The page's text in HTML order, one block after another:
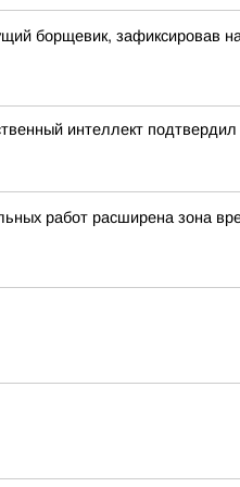
борщевик,
интеллект
работ расширена зона